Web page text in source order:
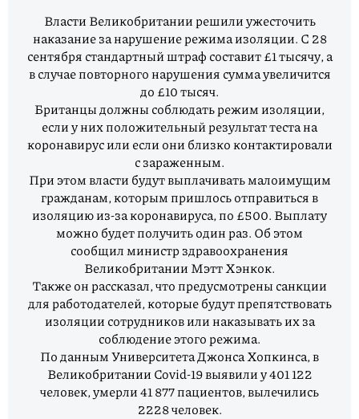
Власти Великобритании решили ужесточить
наказание за нарушение режима изоляции. С 28
сентября стандартный штраф составит £1 тысячу, а
в случае повторного нарушения сумма увеличится
до £10 тысяч.
Британцы должны соблюдать режим изоляции,
если у них положительный результат теста на
коронавирус или если они близко контактировали
с зараженным.
При этом власти будут выплачивать малоимущим
гражданам, которым пришлось отправиться в
изоляцию из-за коронавируса, по £500. Выплату
можно будет получить один раз. Об этом
сообщил министр здравоохранения
Великобритании Мэтт Хэнкок.
Также он рассказал, что предусмотрены санкции
для работодателей, которые будут препятствовать
изоляции сотрудников или наказывать их за
соблюдение этого режима.
По данным Университета Джонса Хопкинса, в
Великобритании Covid-19 выявили у 401 122
человек, умерли 41 877 пациентов, вылечились
2228 человек.